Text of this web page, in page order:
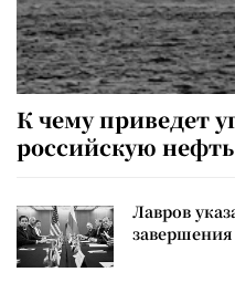
К чему приведет
российскую нефть
Лавров